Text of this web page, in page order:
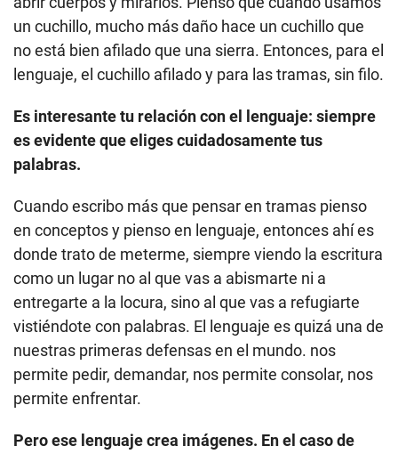
un cuchillo, mucho más daño hace un cuchillo que
no está bien afilado que una sierra. Entonces, para el
lenguaje, el cuchillo afilado y para las tramas, sin filo.
Es interesante tu relación con el lenguaje: siempre
es evidente que eliges cuidadosamente tus
palabras.
Cuando escribo más que pensar en tramas pienso
en conceptos y pienso en lenguaje, entonces ahí es
donde trato de meterme, siempre viendo la escritura
como un lugar no al que vas a abismarte ni a
entregarte a la locura, sino al que vas a refugiarte
vistiéndote con palabras. El lenguaje es quizá una de
nuestras primeras defensas en el mundo. nos
permite pedir, demandar, nos permite consolar, nos
permite enfrentar.
Pero ese lenguaje crea imágenes. En el caso de